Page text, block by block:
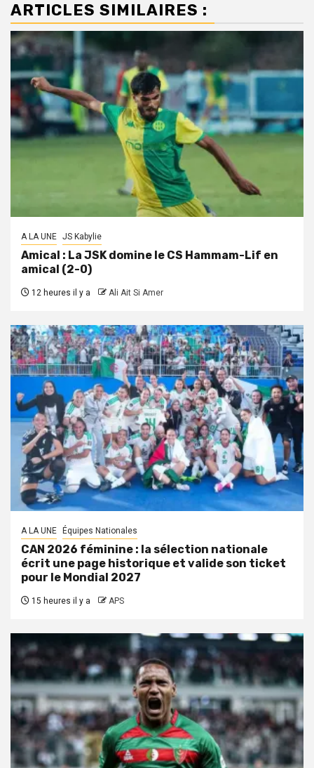
ARTICLES SIMILAIRES :
A LA UNE JS Kabylie
Amical : La JSK domine le CS Hammam-Lif en
amical (2-0)
12 heures il y a Ali Ait Si Amer
A LA UNE Équipes Nationales
CAN 2026 féminine : la sélection nationale
écrit une page historique et valide son ticket
pour le Mondial 2027
15 heures il y a APS